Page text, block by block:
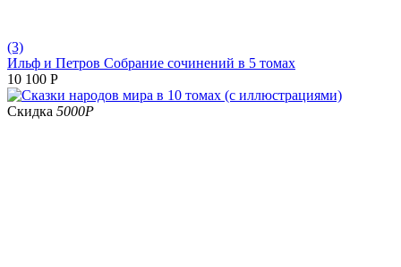
(3)
Ильф и Петров Собрание сочинений в 5 томах
10 100 Р
Скидка 5000Р